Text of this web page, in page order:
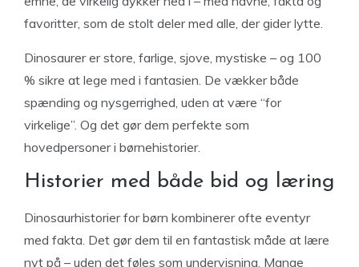
favoritter, som de stolt deler med alle, der gider lytte.
Dinosaurer er store, farlige, sjove, mystiske – og 100
% sikre at lege med i fantasien. De vækker både
spænding og nysgerrighed, uden at være “for
virkelige”. Og det gør dem perfekte som
hovedpersoner i børnehistorier.
Historier med både bid og læring
Dinosaurhistorier for børn kombinerer ofte eventyr
med fakta. Det gør dem til en fantastisk måde at lære
nyt på – uden det føles som undervisning. Mange